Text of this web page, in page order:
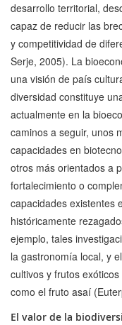
desarrollo territorial,
capaz de reducir las
y competitividad de
Serje, 2005). La
una visión de país
diversidad constituye
actualmente en la
caminos a seguir, unos
capacidades en
otros más orientados a
fortalecimiento o
capacidades existentes
históricamente
ejemplo, tales
la gastronomía local, y
cultivos y frutos
como el fruto asaí
El valor de la